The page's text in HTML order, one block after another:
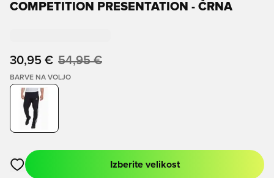
COMPETITION PRESENTATION - ČRNA
30,95 € 54,95 €
BARVE NA VOLJO
Odpre Modal za prijavo ali vpis kot član
Izberite velikost